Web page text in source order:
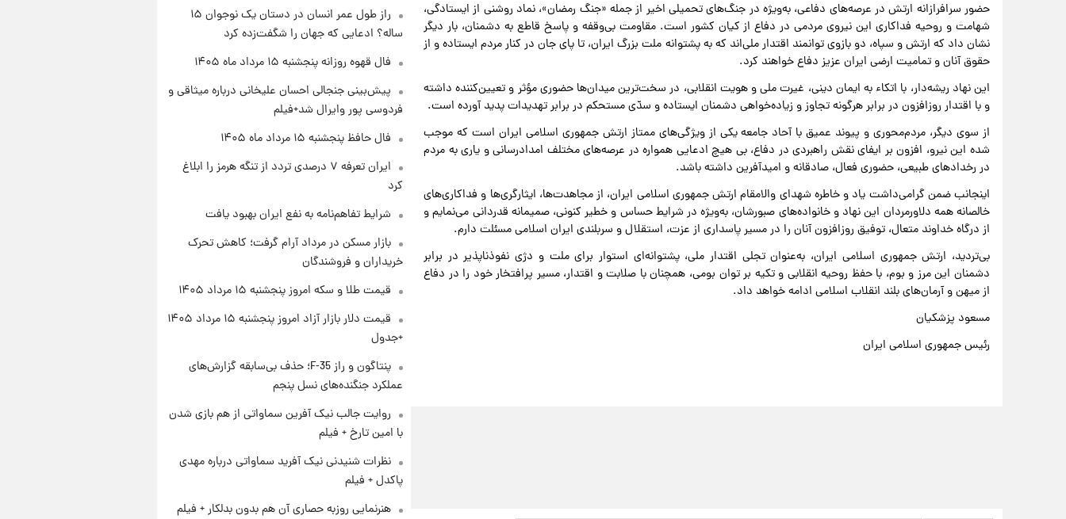
حضور سرافرازانه ارتش در عرصه‌های دفاعی، به‌ویژه در جنگ‌های تحمیلی اخیر از جمله «جنگ رمضان»، نماد روشنی از ایستادگی،
شهامت و روحیه فداکاری این نیروی مردمی در دفاع از کیان کشور است. مقاومت بی‌وقفه و پاسخ قاطع به دشمنان، بار دیگر
نشان داد که ارتش و سپاه، دو بازوی توانمند اقتدار ملی‌اند که به پشتوانه ملت بزرگ ایران، تا پای جان در کنار مردم ایستاده و از
حقوق آنان و تمامیت ارضی ایران عزیز دفاع خواهند کرد.
این نهاد ریشه‌دار، با اتکاء به ایمان دینی، غیرت ملی و هویت انقلابی، در سخت‌ترین میدان‌ها حضوری مؤثر و تعیین‌کننده داشته
و با اقتدار روزافزون در برابر هرگونه تجاوز و زیاده‌خواهی دشمنان ایستاده و سدّی مستحکم در برابر تهدیدات پدید آورده است.
از سوی دیگر، مردم‌محوری و پیوند عمیق با آحاد جامعه یکی از ویژگی‌های ممتاز ارتش جمهوری اسلامی ایران است که موجب
شده این نیرو، افزون بر ایفای نقش راهبردی در دفاع، بی هیچ ادعایی همواره در عرصه‌های مختلف امدادرسانی و یاری به مردم
در رخدادهای طبیعی، حضوری فعال، صادقانه و امیدآفرین داشته باشد.
اینجانب ضمن گرامی‌داشت یاد و خاطره شهدای والامقام ارتش جمهوری اسلامی ایران، از مجاهدت‌ها، ایثارگری‌ها و فداکاری‌های
خالصانه همه دلاورمردان این نهاد و خانواده‌های صبورشان، به‌ویژه در شرایط حساس و خطیر کنونی، صمیمانه قدردانی می‌نمایم و
از درگاه خداوند متعال، توفیق روزافزون آنان را در مسیر پاسداری از عزت، استقلال و سربلندی ایران اسلامی مسئلت دارم.
بی‌تردید، ارتش جمهوری اسلامی ایران، به‌عنوان تجلی اقتدار ملی، پشتوانه‌ای استوار برای ملت و دژی نفوذناپذیر در برابر
دشمنان این مرز و بوم، با حفظ روحیه انقلابی و تکیه بر توان بومی، همچنان با صلابت و اقتدار، مسیر پرافتخار خود را در دفاع
از میهن و آرمان‌های بلند انقلاب اسلامی ادامه خواهد داد.
مسعود پزشکیان
رئیس جمهوری اسلامی ایران
چهارشنبه ۱۴ مرداد + جدول
۱ روز پیش
تولید سایپا؛ نام خودرو، مبلغ پیش
پرداخت و زمان تحویل | سود
مشارکت چند درصد است؟
راز طول عمر انسان در دستان یک نوجوان ۱۵
ساله؟ ادعایی که جهان را شگفت‌زده کرد
فال قهوه روزانه پنجشنبه ۱۵ مرداد ماه ۱۴۰۵
پیش‌بینی جنجالی احسان علیخانی درباره میثاقی و
فردوسی پور وایرال شد+فیلم
فال حافظ پنجشنبه ۱۵ مرداد ماه ۱۴۰۵
ایران تعرفه ۷ درصدی تردد از تنگه هرمز را ابلاغ
کرد
شرایط تفاهم‌نامه به نفع ایران بهبود یافت
بازار مسکن در مرداد آرام گرفت؛ کاهش تحرک
خریداران و فروشندگان
قیمت طلا و سکه امروز پنجشنبه ۱۵ مرداد ۱۴۰۵
قیمت دلار بازار آزاد امروز پنجشنبه ۱۵ مرداد ۱۴۰۵
+جدول
پنتاگون و راز F-35؛ حذف بی‌سابقه گزارش‌های
عملکرد جنگنده‌های نسل پنجم
روایت جالب نیک آفرین سماواتی از هم بازی شدن
با امین تارخ + فیلم
نظرات شنیدنی نیک آفرید سماواتی درباره مهدی
پاکدل + فیلم
هنرنمایی روزبه حصاری آن هم بدون بدلکار + فیلم